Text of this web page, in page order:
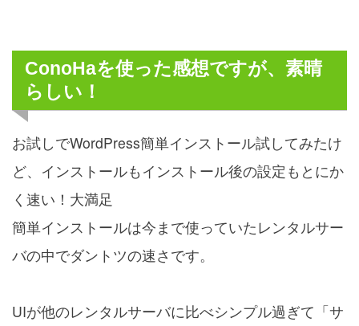
ConoHaを使った感想ですが、素晴
らしい！
お試しでWordPress簡単インストール試してみたけ
ど、インストールもインストール後の設定もとにか
く速い！大満足
簡単インストールは今まで使っていたレンタルサー
バの中でダントツの速さです。
UIが他のレンタルサーバに比べシンプル過ぎて「サ